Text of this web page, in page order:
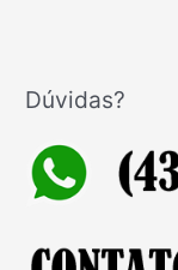
Dúvidas?